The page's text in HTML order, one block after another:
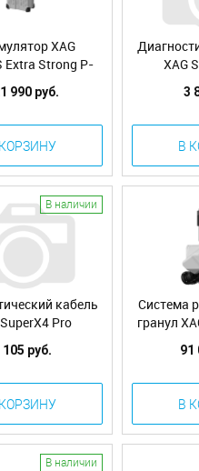
XAG
Extra Strong P-
Smart Battery
990 руб.
XAG
Ports) 3
В
В наличии
кабель
Pro
Cable (USB
V40/P40 01-
105 руб.
Система
гранул
91
В
В наличии